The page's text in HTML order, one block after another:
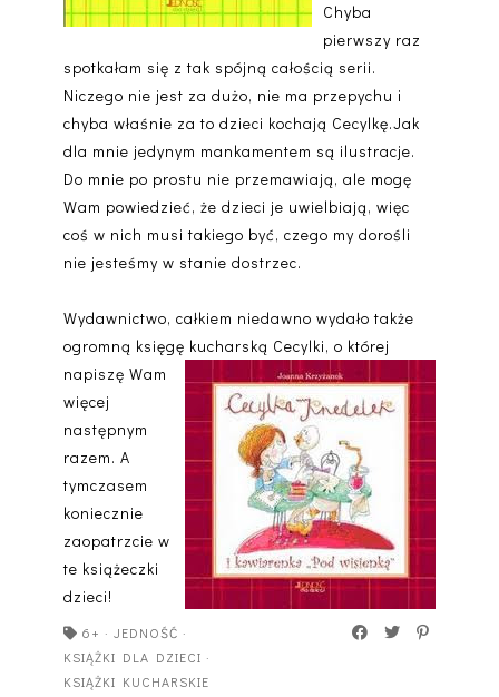
Chyba
pierwszy raz
spotkałam się z tak spójną całością serii.
Niczego nie jest za dużo, nie ma przepychu i
chyba właśnie za to dzieci kochają Cecylkę.Jak
dla mnie jedynym mankamentem są ilustracje.
Do mnie po prostu nie przemawiają, ale mogę
Wam powiedzieć, że dzieci je uwielbiają, więc
coś w nich musi takiego być, czego my dorośli
nie jesteśmy w stanie dostrzec.
Wydawnictwo, całkiem niedawno wydało także
ogromną księgę kucharską Cecylki, o której
napiszę Wam
więcej
następnym
razem. A
tymczasem
koniecznie
zaopatrzcie w
te książeczki
dzieci!
6+ · JEDNOŚĆ ·
KSIĄŻKI DLA DZIECI ·
KSIĄŻKI KUCHARSKIE